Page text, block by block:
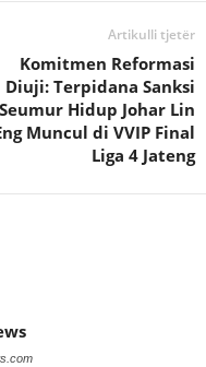
Artikulli tjetër
Komitmen Reformasi
Diuji: Terpidana Sanksi
Seumur Hidup Johar Lin
Muncul di VVIP Final
Liga 4 Jateng